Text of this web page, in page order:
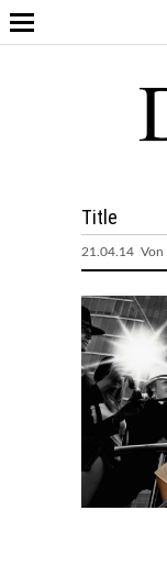
Title
21.04.14 Von